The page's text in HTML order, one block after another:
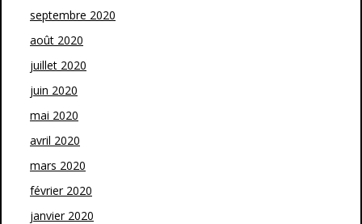
septembre 2020
août 2020
juillet 2020
juin 2020
mai 2020
avril 2020
mars 2020
février 2020
janvier 2020